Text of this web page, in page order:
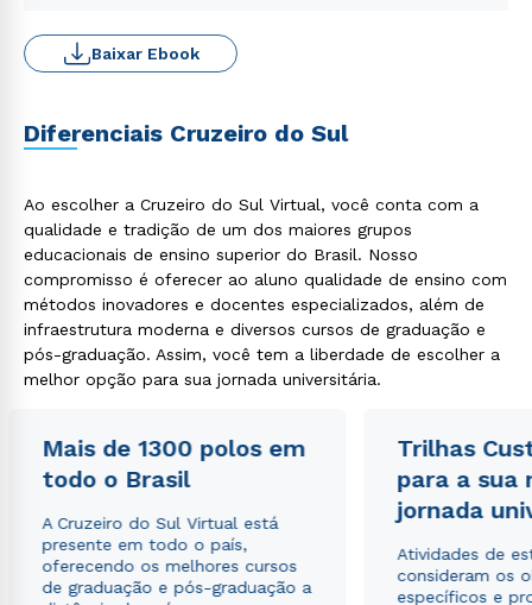
Baixar Ebook
Diferenciais Cruzeiro do Sul
Ao escolher a Cruzeiro do Sul Virtual, você conta com a
qualidade e tradição de um dos maiores grupos
educacionais de ensino superior do Brasil. Nosso
compromisso é oferecer ao aluno qualidade de ensino com
métodos inovadores e docentes especializados, além de
infraestrutura moderna e diversos cursos de graduação e
pós-graduação. Assim, você tem a liberdade de escolher a
melhor opção para sua jornada universitária.
Mais de 1300 polos em
todo o Brasil
A Cruzeiro do Sul Virtual está
presente em todo o país,
oferecendo os melhores cursos
de graduação e pós-graduação a
Trilhas
para a sua
jornada
Atividades de
consideram os
específicos e